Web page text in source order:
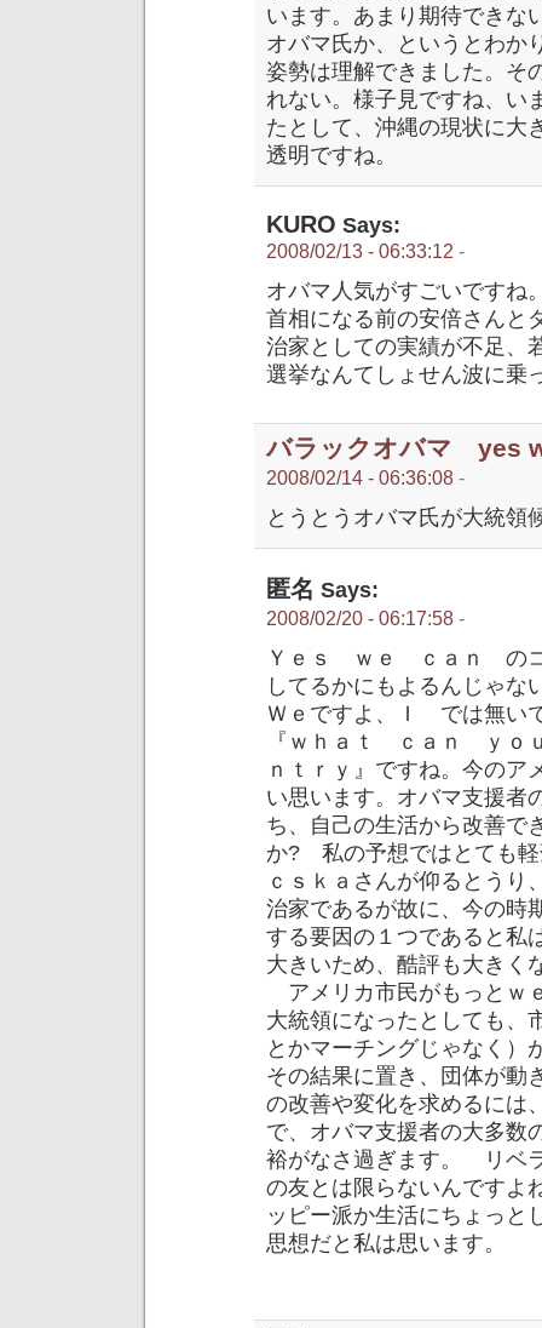
います。あまり期待できな
オバマ氏か、というとわか
姿勢は理解できました。そ
れない。様子見ですね、い
たとして、沖縄の現状に大
透明ですね。
KURO Says:
2008/02/13 - 06:33:12 -
オバマ人気がすごいですね
首相になる前の安倍さんと
治家としての実績が不足、
選挙なんてしょせん波に乗
バラックオバマ yes
2008/02/14 - 06:36:08 -
とうとうオバマ氏が大統領
匿名 Says:
2008/02/20 - 06:17:58 -
Ｙｅｓ ｗｅ ｃａｎ のコ
してるかにもよるんじゃな
Ｗｅですよ、Ｉ では無い
『ｗｈａｔ ｃａｎ ｙ
ｎｔｒｙ』ですね。今のア
い思います。オバマ支援者
ち、自己の生活から改善で
か? 私の予想ではとても軽
ｃｓｋａさんが仰るとうり
治家であるが故に、今の時
する要因の１つであると私
大きいため、酷評も大きく
アメリカ市民がもっとｗ
大統領になったとしても、
とかマーチングじゃなく）
その結果に置き、団体が動
の改善や変化を求めるには
で、オバマ支援者の大多数
裕がなさ過ぎます。 リベ
の友とは限らないんですよ
ッピー派か生活にちょっと
思想だと私は思います。